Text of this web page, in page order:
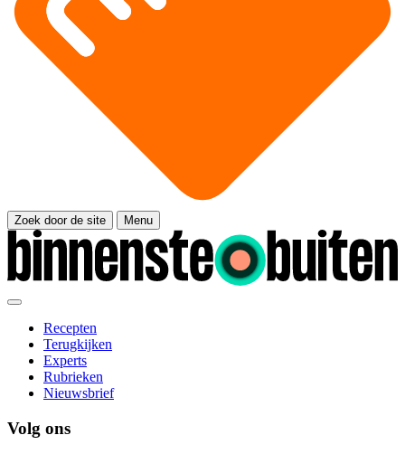
Zoek door de site Menu
Recepten
Terugkijken
Experts
Rubrieken
Nieuwsbrief
Volg ons